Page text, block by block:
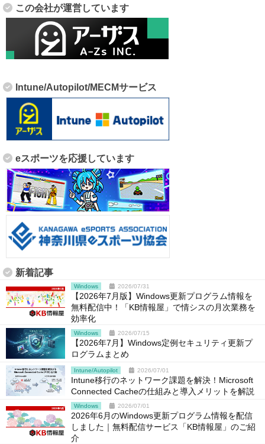
この会社が運営しています
Intune/Autopilot/MECMサービス
eスポーツを応援しています
新着記事
Windows 2026/07/31
【2026年7月版】Windows更新プログラム情報を
無料配信中！「KB情報屋」で情シスの月次業務を
効率化
Windows 2026/07/15
【2026年7月】Windows定例セキュリティ更新プ
ログラムまとめ
Intune/Autopilot 2026/07/01
Intune移行のネットワーク課題を解決！Microsoft
Connected Cacheの仕組みと導入メリットを解説
Windows 2026/07/01
2026年6月のWindows更新プログラム情報を配信
しました｜無料配信サービス「KB情報屋」のご紹
介